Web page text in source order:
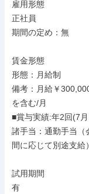
雇用形態
正社員
期間の定め：無
賃金形態
形態：月給制
備考：月給￥
を含む/月
■賞与実績:年2回(7
諸手当：通勤手当（
間に応じて別途支給）
試用期間
有